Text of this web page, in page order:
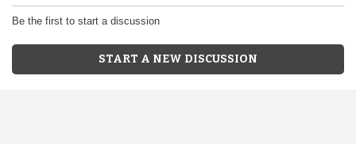
Be the first to start a discussion
START A NEW DISCUSSION